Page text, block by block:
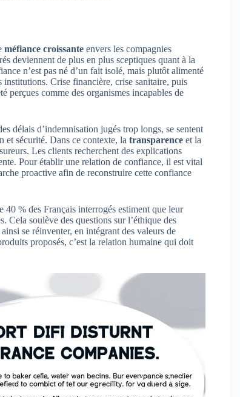
méfiance croissante envers les compagnies
deviennent de plus en plus sceptiques quant à la
n’est pas né d’un fait isolé, mais plutôt alimenté
institutions. Crise financière, crise sanitaire, puis
perçues comme des organismes incapables de
délais d’indemnisation jugés trop longs, se sentent
et sécurité. Dans ce contexte, la transparence et la
Les clients recherchent des explications
Pour établir une relation de confiance, il est vital
proactive afin de reconstruire cette confiance
40 % des Français interrogés estiment que leur
Cela soulève des questions sur l’éthique des
se réinventer, en intégrant des valeurs de
proposés, c’est la relation humaine qui doit